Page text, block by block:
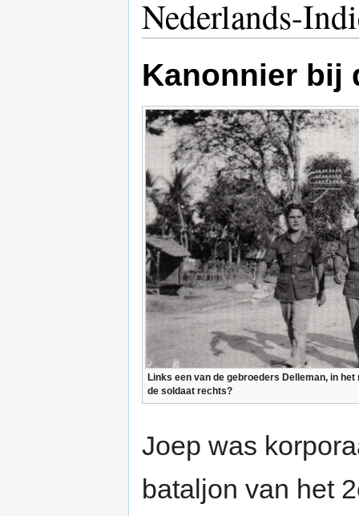
Nederlands-
Kanonnier bij
Links een van de gebroeders Delleman, in
de soldaat rechts?
Joep was
bataljon van het